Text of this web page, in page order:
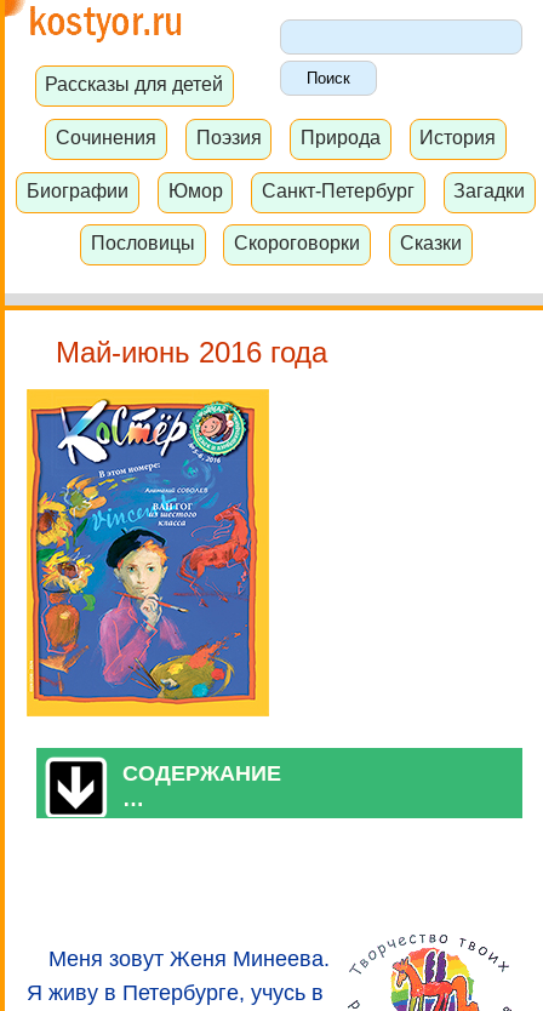
Рассказы для детей
Сочинения Поэзия Природа История
Биографии Юмор Санкт-Петербург Загадки
Пословицы Скороговорки Сказки
Май-июнь 2016 года
СОДЕРЖАНИЕ
…
Меня зовут Женя Минеева.
Я живу в Петербурге, учусь в